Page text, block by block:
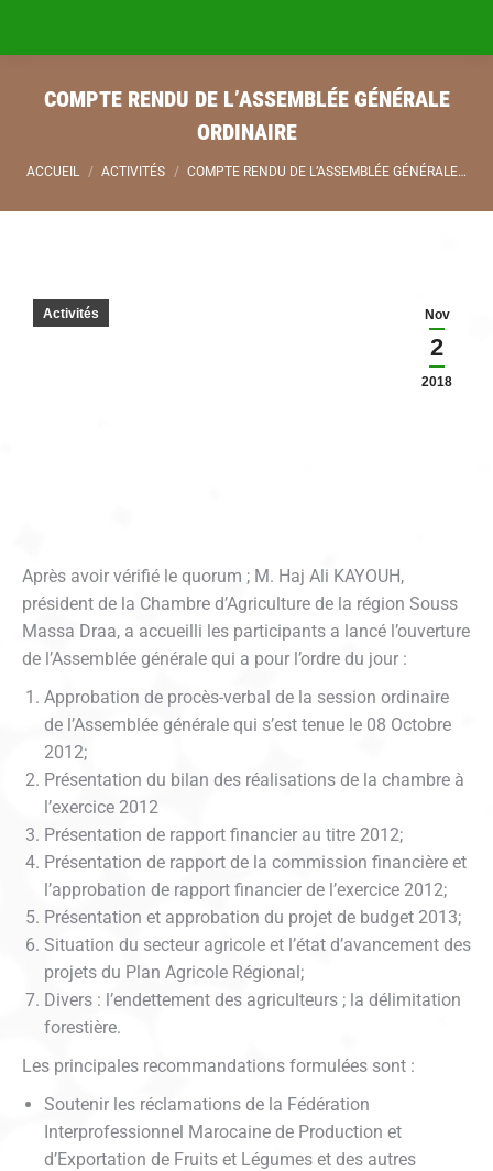
COMPTE RENDU DE L’ASSEMBLÉE GÉNÉRALE
ORDINAIRE
Vous êtes ici :
ACCUEIL ACTIVITÉS COMPTE RENDU DE L’ASSEMBLÉE GÉNÉRALE…
Nov
2
2018
Activités
Après avoir vérifié le quorum ; M. Haj Ali KAYOUH,
président de la Chambre d’Agriculture de la région Souss
Massa Draa, a accueilli les participants a lancé l’ouverture
de l’Assemblée générale qui a pour l’ordre du jour :
Approbation de procès-verbal de la session ordinaire
de l’Assemblée générale qui s’est tenue le 08 Octobre
2012;
Présentation du bilan des réalisations de la chambre à
l’exercice 2012
Présentation de rapport financier au titre 2012;
Présentation de rapport de la commission financière et
l’approbation de rapport financier de l’exercice 2012;
Présentation et approbation du projet de budget 2013;
Situation du secteur agricole et l’état d’avancement des
projets du Plan Agricole Régional;
Divers : l’endettement des agriculteurs ; la délimitation
forestière.
Les principales recommandations formulées sont :
Soutenir les réclamations de la Fédération
Interprofessionnel Marocaine de Production et
d’Exportation de Fruits et Légumes et des autres